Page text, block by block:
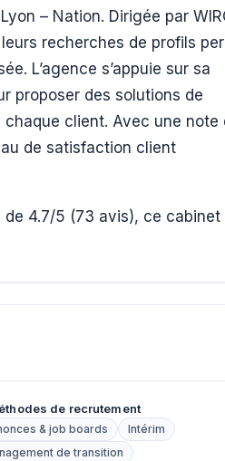
– Nation. Dirigée par
recherches de profils
L’agence s’appuie sur sa
proposer des solutions de
client. Avec une note
de satisfaction client
4.7/5 (73 avis), ce cabinet
de recrutement
& job boards
Intérim
de transition